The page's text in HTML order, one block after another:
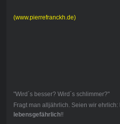
(www.pierrefranckh.de)
"Wird´s besser? Wird´s schlimmer?"
Fragt man alljährlich. Seien wir ehrlich:
lebensgefährlich!!